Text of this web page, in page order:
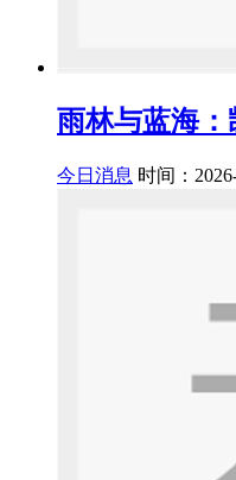
雨林与蓝海
今日消息 时间：